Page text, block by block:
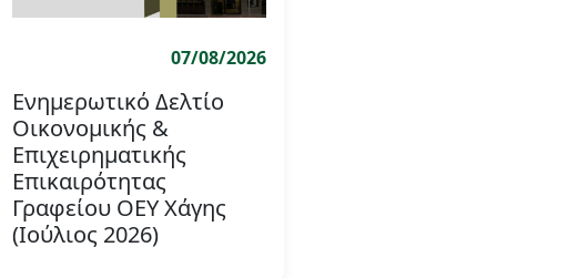
07/08/2026
Ενημερωτικό Δελτίο
Οικονομικής &
Επιχειρηματικής
Επικαιρότητας
Γραφείου ΟΕΥ Χάγης
(Ιούλιος 2026)